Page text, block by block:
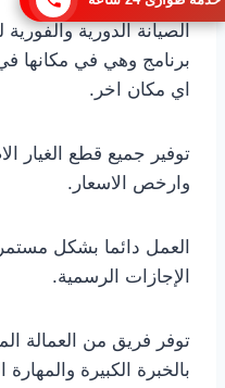
برنامج وهي في مكانها
اي مكان اخر.
توفير جميع قطع الغيار
وارخص الاسعار.
العمل دائما بشكل
الإجازات الرسمية.
توفر فريق من العمالة
بالخبرة الكبيرة